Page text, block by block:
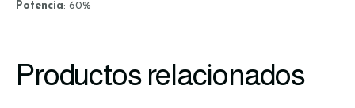
Potencia: 60%
Productos relacionados